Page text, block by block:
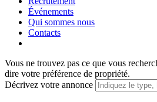
Événements
Qui sommes nous
Contacts
Vous ne trouvez pas ce que vous
dire votre préférence de propriété.
Décrivez votre annonce